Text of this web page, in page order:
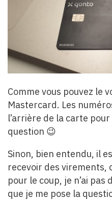
Comme vous pouvez le
Mastercard. Les
l’arrière de la carte
question 😉
Sinon, bien entendu, il
recevoir des virements,
pour le coup, je n’ai pas
que je me pose la